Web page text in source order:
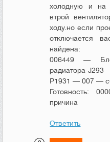
холодную и на
втрой
ходу.но если
отключается
найдена:
006449 —
радиатора-J293
P1931 — 007 —
Готовность:
причина
Ответить